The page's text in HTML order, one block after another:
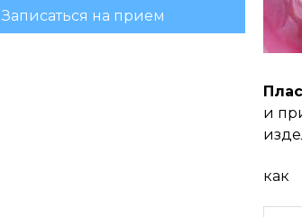
Записаться на прием
и
как